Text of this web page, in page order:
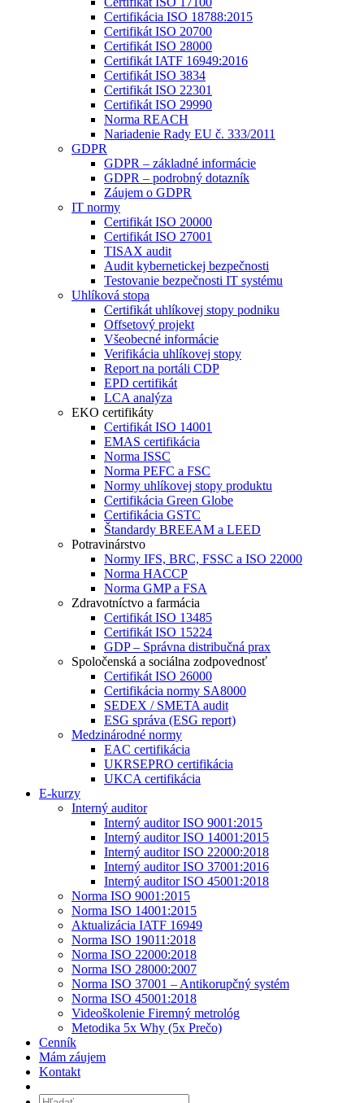
Certifikácia ISO 18788:2015
Certifikát ISO 20700
Certifikát ISO 28000
Certifikát IATF 16949:2016
Certifikát ISO 3834
Certifikát ISO 22301
Certifikát ISO 29990
Norma REACH
Nariadenie Rady EU č. 333/2011
GDPR
GDPR – základné informácie
GDPR – podrobný dotazník
Záujem o GDPR
IT normy
Certifikát ISO 20000
Certifikát ISO 27001
TISAX audit
Audit kybernetickej bezpečnosti
Testovanie bezpečnosti IT systému
Uhlíková stopa
Certifikát uhlíkovej stopy podniku
Offsetový projekt
Všeobecné informácie
Verifikácia uhlíkovej stopy
Report na portáli CDP
EPD certifikát
LCA analýza
EKO certifikáty
Certifikát ISO 14001
EMAS certifikácia
Norma ISSC
Norma PEFC a FSC
Normy uhlíkovej stopy produktu
Certifikácia Green Globe
Certifikácia GSTC
Štandardy BREEAM a LEED
Potravinárstvo
Normy IFS, BRC, FSSC a ISO 22000
Norma HACCP
Norma GMP a FSA
Zdravotníctvo a farmácia
Certifikát ISO 13485
Certifikát ISO 15224
GDP – Správna distribučná prax
Spoločenská a sociálna zodpovednosť
Certifikát ISO 26000
Certifikácia normy SA8000
SEDEX / SMETA audit
ESG správa (ESG report)
Medzinárodné normy
EAC certifikácia
UKRSEPRO certifikácia
UKCA certifikácia
E-kurzy
Interný auditor
Interný auditor ISO 9001:2015
Interný auditor ISO 14001:2015
Interný auditor ISO 22000:2018
Interný auditor ISO 37001:2016
Interný auditor ISO 45001:2018
Norma ISO 9001:2015
Norma ISO 14001:2015
Aktualizácia IATF 16949
Norma ISO 19011:2018
Norma ISO 22000:2018
Norma ISO 28000:2007
Norma ISO 37001 – Antikorupčný systém
Norma ISO 45001:2018
Videoškolenie Firemný metrológ
Metodika 5x Why (5x Prečo)
Cenník
Mám záujem
Kontakt
Hľadať: